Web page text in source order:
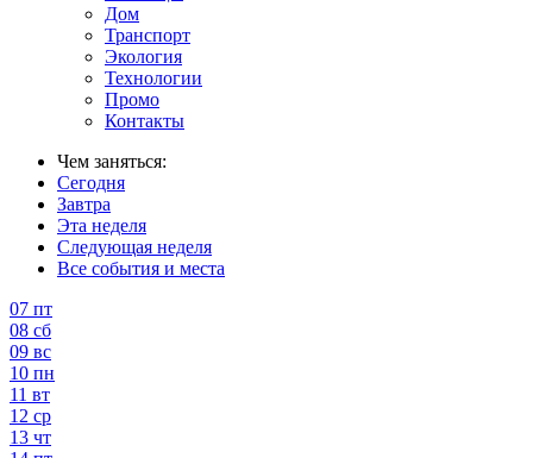
Дом
Транспорт
Экология
Технологии
Промо
Контакты
Чем заняться:
Сегодня
Завтра
Эта неделя
Следующая неделя
Все события и места
07 пт
08 сб
09 вс
10 пн
11 вт
12 ср
13 чт